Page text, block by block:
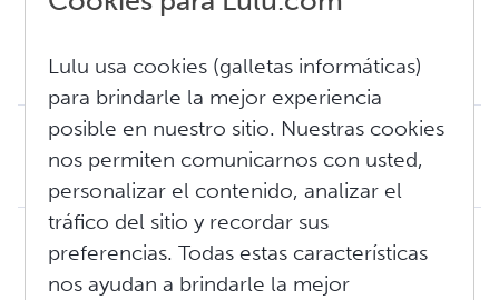
Base de conocimientos
Libro impreso
Cómo crear un libro impreso
Mar, Jun 16, 2026 a 8:45 A. M.
Publicación de un libro impreso para su
distribución global
Lulu usa cookies (galletas informáticas)
para brindarle la mejor experiencia
posible en nuestro sitio. Nuestras cookies
nos permiten comunicarnos con usted,
personalizar el contenido, analizar el
tráfico del sitio y recordar sus
preferencias. Todas estas características
nos ayudan a brindarle la mejor